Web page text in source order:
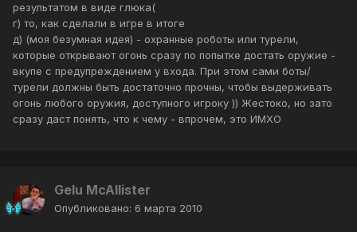
результатом в виде глюка(
г) то, как сделали в игре в итоге
д) (моя безумная идея) - охранные роботы или турели,
которые открывают огонь сразу по попытке достать оружие -
вкупе с предупреждением у входа. При этом сами боты/
турели должны быть достаточно прочны, чтобы выдерживать
огонь любого оружия, доступного игроку )) Жестоко, но зато
сразу даст понять, что к чему - впрочем, это ИМХО
Gelu McAllister
Опубликовано: 6 марта 2010